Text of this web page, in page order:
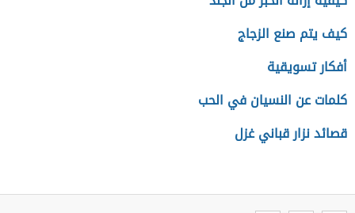
كيف يتم صنع الزجاج
أفكار تسويقية
كلمات عن النسيان في الحب
قصائد نزار قباني غزل